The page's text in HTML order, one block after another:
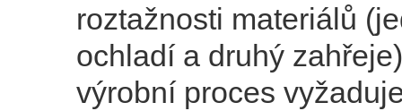
roztažnosti materiálů
ochladí a druhý
výrobní proces